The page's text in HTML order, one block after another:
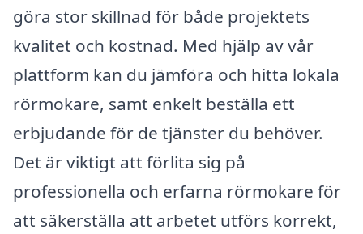
göra stor skillnad för både projektets
kvalitet och kostnad. Med hjälp av vår
plattform kan du jämföra och hitta lokala
rörmokare, samt enkelt beställa ett
erbjudande för de tjänster du behöver.
Det är viktigt att förlita sig på
professionella och erfarna rörmokare för
att säkerställa att arbetet utförs korrekt,